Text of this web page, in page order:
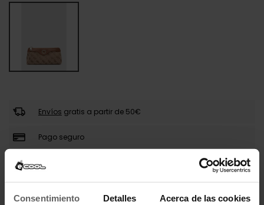
Consentimiento Detalles Acerca de las cookies
Envíos gratis a partir de 50€
Pago seguro
Llega en 24-48 horas